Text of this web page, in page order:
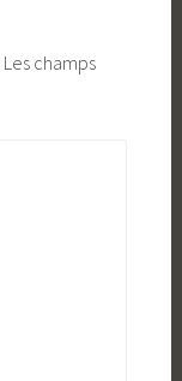
Les champs